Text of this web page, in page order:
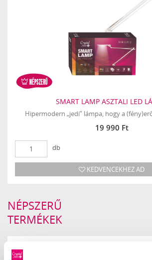
SMART LAMP ASZTALI LED
Hipermodern „jedi” lámpa, hogy a
19 990 Ft
db
KEDVENCEKHEZ AD
NÉPSZERŰ
TERMÉKEK